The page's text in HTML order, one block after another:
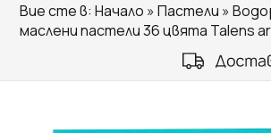
Вие сте в: Начало » Пастели »
маслени пастели 36 цвята Talens